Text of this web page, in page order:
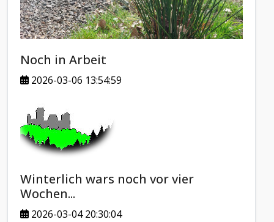
Noch in Arbeit
2026-03-06 13:54:59
Winterlich wars noch vor vier
Wochen...
2026-03-04 20:30:04